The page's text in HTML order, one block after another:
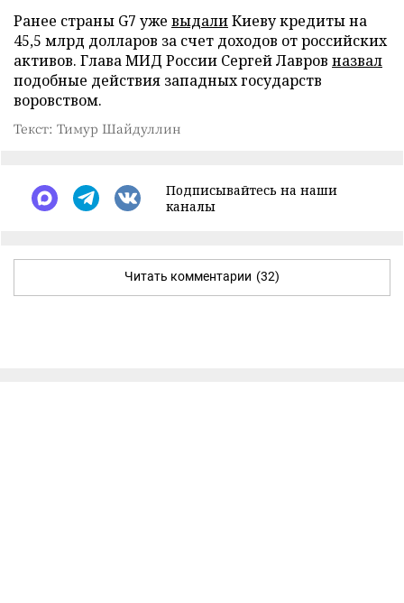
Ранее страны G7 уже выдалиКиеву кредиты на
45,5 млрд долларов за счет доходов от российских
активов. Глава МИД России Сергей Лавров назвал
подобные действия западных государств
воровством.
Текст: Тимур Шайдуллин
Подписывайтесь на наши
каналы
Читать комментарии (32)